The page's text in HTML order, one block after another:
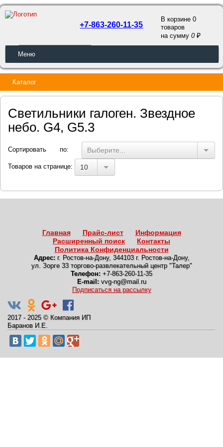
ОБРАТНЫЙ ЗВОНОК
+7-863-260-11-35
В корзине 0
товаров
на сумму0
Меню
Каталог
Светильники галоген. Звездное
небо. G4, G5.3
Сортировать по: Выберите...
Товаров на странице: 10
Главная Прайс-лист
Информация
Расширенный поиск
Контакты
Политика Конфиденциальности
Адрес: г. Ростов-на-Дону, 344103 г. Ростов-на-Дону,
ул. Зорге 33 торгово-развлекательный центр "Талер"
Телефон: +7-863-260-11-35
E-mail: vvg-ng@mail.ru
Подписаться на рассылку
2017 - 2025 © Компания ИП
Баранов И.Е.